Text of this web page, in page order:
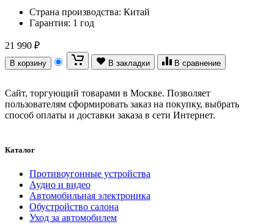
Страна производства: Китай
Гарантия: 1 год
21 990 ₽
В корзину В закладки В сравнение
Сайт, торгующий товарами в Москве. Позволяет
пользователям сформировать заказ на покупку, выбрать
способ оплаты и доставки заказа в сети Интернет.
Каталог
Противоугонные устройства
Аудио и видео
Автомобильная электроника
Обустройство салона
Уход за автомобилем